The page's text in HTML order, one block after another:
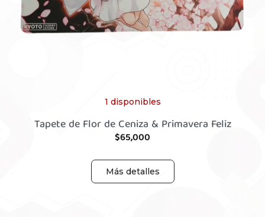
1 disponibles
Tapete de Flor de Ceniza & Primavera Feliz
$65,000
Más detalles